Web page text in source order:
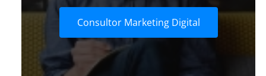
Consultor Marketing Digital